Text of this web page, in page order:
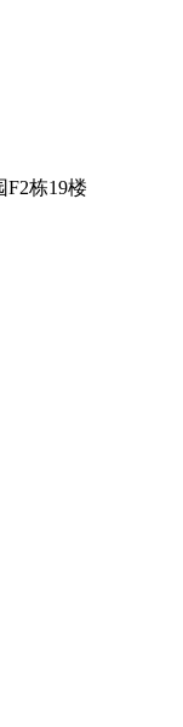
栋19楼